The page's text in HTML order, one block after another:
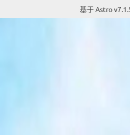
基于 Astro